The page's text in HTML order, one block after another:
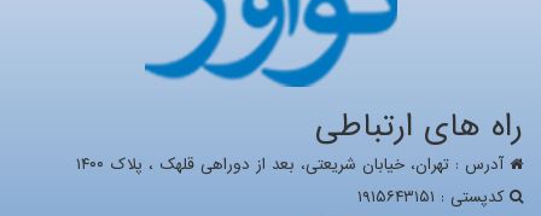
راه های ارتباطی
آدرس : تهران، خيابان شریعتی، بعد از دوراهی قلهک ، پلاک ۱۴۰۰
کدپستی : ۱۹۱۵۶۴۳۱۵۱